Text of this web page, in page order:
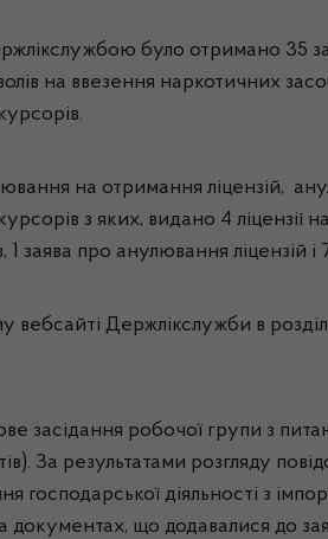
було отримано 35
на ввезення наркотичних
на отримання ліцензій,
з яких, видано 4 ліцензії
, 1 заява про анулювання ліцензій
Держлікслужби в
засідання робочої групи з
За результатами розгляду
господарської діяльності з
документах, що додавалися до